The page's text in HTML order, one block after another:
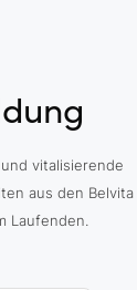
vitalisierende
aus den Belvita
Laufenden.